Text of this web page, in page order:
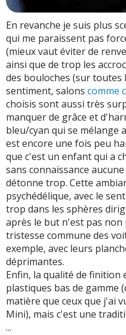
En revanche je suis plus
qui me paraissent pas
(mieux vaut éviter de
ainsi que de trop les
des bouloches (sur toutes
sentiment, salons comme
choisis sont aussi très
manquer de grâce et
bleu/cyan qui se mélange
est encore une fois peu
que c'est un enfant qui a
sans connaissance aucune
détonne trop. Cette
psychédélique, avec le
trop dans les sphères
après le but n'est pas non
tristesse commune des
exemple, avec leurs
déprimantes.
Enfin, la qualité de finition
plastiques bas de gamme
matière que ceux que j'ai
Mini), mais c'est une
...